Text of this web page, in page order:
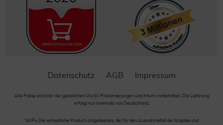
Datenschutz AGB Impressum
Alle Preise sind inkl. der gestzlichen MwSt. Preisänderungen und Irrtum vorbehalten. Die Lieferung
erfolgt nur innerhalb von Deutschland.
*AVP= Der einheitliche Produkt-Abgabepreis, der für den Ausnahmefall der Abgabe und